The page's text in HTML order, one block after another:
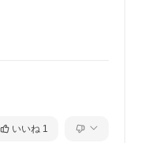
いいね 1